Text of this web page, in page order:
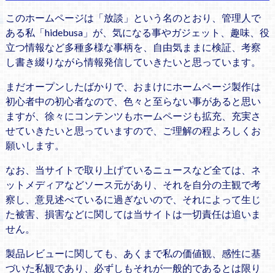
このホームページは「放談」という名のとおり、管理人で
ある私「hidebusa」が、気になる事やガジェット、趣味、役
立つ情報など多種多様な事柄を、自由気ままに検証、考察
し書き綴りながら情報発信していきたいと思っています。
まだオープンしたばかりで、おまけにホームページ製作は
初心者中の初心者なので、色々と至らない事があると思い
ますが、徐々にコンテンツもホームページも拡充、充実さ
せていきたいと思っていますので、ご理解の程よろしくお
願いします。
なお、当サイトで取り上げているニュースなど全ては、ネ
ットメディアなどソース元があり、それを自分の主観で考
察し、意見述べているに過ぎないので、それによって生じ
た被害、損害などに関しては当サイトは一切責任は追いま
せん。
製品レビューに関しても、あくまで私の価値観、感性に基
づいた私観であり、必ずしもそれが一般的であるとは限り